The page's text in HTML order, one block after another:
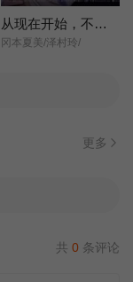
从现在开始，不做朋友了吧。
冈本夏美/泽村玲/
更多
共 0 条评论